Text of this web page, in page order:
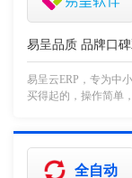
易呈品质 品牌口
易呈云ERP，专为中
买得起的，操作简单
全自动